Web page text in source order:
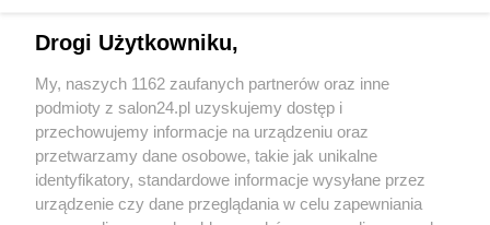
Sport
Społeczeństwo
Kultura
Drogi Użytkowniku,
My, naszych 1162 zaufanych partnerów oraz inne
podmioty z salon24.pl uzyskujemy dostęp i
przechowujemy informacje na urządzeniu oraz
przetwarzamy dane osobowe, takie jak unikalne
identyfikatory, standardowe informacje wysyłane przez
urządzenie czy dane przeglądania w celu zapewniania